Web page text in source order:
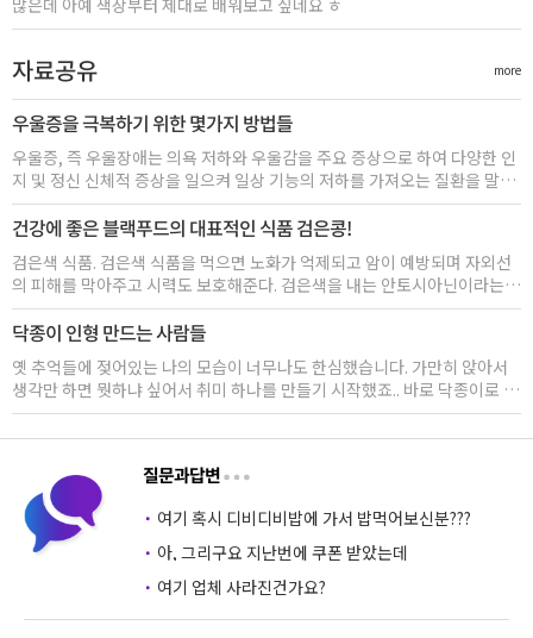
자료공유 more
우울증을 극복하기 위한 몇가지 방법들
우울증, 즉 우울장애는 의욕 저하와 우울감을 주요 증상으로 하여 다양한 인
지 및 정신 신체적 증상을 일으켜 일상 기능의 저하를 가져오는 질환을 말한
다. 우울장애는 평생 유병율이 15%, 특히 여자에서는 25% 정도에 이르며,
감정, 생각, 신체 상태, 그리고 행동 등에 변화를 일으키는 심각한 질환이다.
는 다르다.
건강에 좋은 블랙푸드의 대표적인 식품 검은콩!
검은색 식품. 검은색 식품을 먹으면 노화가 억제되고 암이 예방되며 자외선
의 피해를 막아주고 시력도 보호해준다. 검은색을 내는 안토시아닌이라는
성분은 적포도주가 심장질환을 예방하고, 노화방지에 효과가 있다는 "프렌
치 패러독스"의 주역이다. 이 물질은 우리 몸을 녹슬게 만드는 활성산소를
한다. 대표적인 블랙 푸드로는 검은쌀, 검은깨.....
닥종이 인형 만드는 사람들
옛 추억들에 젖어있는 나의 모습이 너무나도 한심했습니다. 가만히 앉아서
생각만 하면 뭣하냐 싶어서 취미 하나를 만들기 시작했죠.. 바로 닥종이로 인
형을 만들어 제가 그리웠던 그 추억의 배경을 묘사하는 거랍니다.
질문과답변
· 여기 혹시 디비디비밥에 가서 밥먹어보신분???
· 아, 그리구요 지난번에 쿠폰 받았는데
· 여기 업체 사라진건가요?